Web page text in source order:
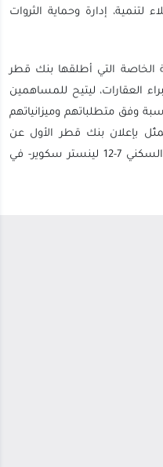
إدارة وحماية الثروات
الخاصة التي أطلقها بنك قطر
العقارات، ليتيح للمساهمين
وفق متطلباتهم وميزانياتهم
بإعلان بنك قطر الأول عن
الانتهاء من مشروع التطوير العقاري السكني 7-12 لينستر سكوير- في